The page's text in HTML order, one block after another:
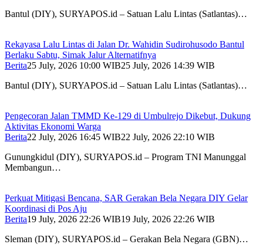
Bantul (DIY), SURYAPOS.id – Satuan Lalu Lintas (Satlantas)…
Rekayasa Lalu Lintas di Jalan Dr. Wahidin Sudirohusodo Bantul
Berlaku Sabtu, Simak Jalur Alternatifnya
Berita25 July, 2026 10:00 WIB25 July, 2026 14:39 WIB
Bantul (DIY), SURYAPOS.id – Satuan Lalu Lintas (Satlantas)…
Pengecoran Jalan TMMD Ke-129 di Umbulrejo Dikebut, Dukung
Aktivitas Ekonomi Warga
Berita22 July, 2026 16:45 WIB22 July, 2026 22:10 WIB
Gunungkidul (DIY), SURYAPOS.id – Program TNI Manunggal
Membangun…
Perkuat Mitigasi Bencana, SAR Gerakan Bela Negara DIY Gelar
Koordinasi di Pos Aju
Berita19 July, 2026 22:26 WIB19 July, 2026 22:26 WIB
Sleman (DIY), SURYAPOS.id – Gerakan Bela Negara (GBN)…